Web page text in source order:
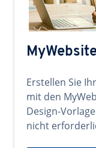
Erstellen Sie
mit den
Design-
nicht